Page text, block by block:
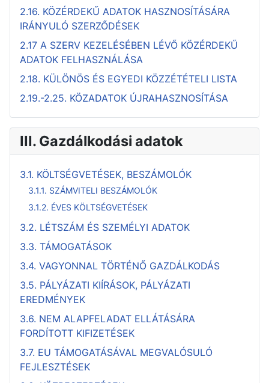
2.16. KÖZÉRDEKŰ ADATOK HASZNOSÍTÁSÁRA
IRÁNYULÓ SZERZŐDÉSEK
2.17 A SZERV KEZELÉSÉBEN LÉVŐ KÖZÉRDEKŰ
ADATOK FELHASZNÁLÁSA
2.18. KÜLÖNÖS ÉS EGYEDI KÖZZÉTÉTELI LISTA
2.19.-2.25. KÖZADATOK ÚJRAHASZNOSÍTÁSA
III. Gazdálkodási adatok
3.1. KÖLTSÉGVETÉSEK, BESZÁMOLÓK
3.1.1. SZÁMVITELI BESZÁMOLÓK
3.1.2. ÉVES KÖLTSÉGVETÉSEK
3.2. LÉTSZÁM ÉS SZEMÉLYI ADATOK
3.3. TÁMOGATÁSOK
3.4. VAGYONNAL TÖRTÉNŐ GAZDÁLKODÁS
3.5. PÁLYÁZATI KIÍRÁSOK, PÁLYÁZATI
EREDMÉNYEK
3.6. NEM ALAPFELADAT ELLÁTÁSÁRA
FORDÍTOTT KIFIZETÉSEK
3.7. EU TÁMOGATÁSÁVAL MEGVALÓSULÓ
FEJLESZTÉSEK